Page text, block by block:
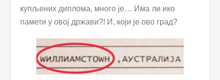
купљених диплома, много је… Има ли ико
памети у овој држави?! И, који је ово град?